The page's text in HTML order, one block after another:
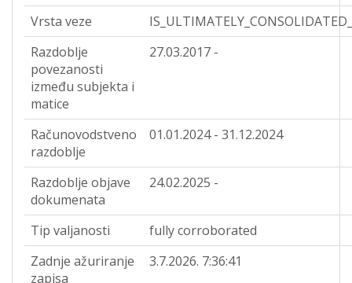
Vrsta veze
Razdoblje
povezanosti
između subjekta i
matice
27.03.2017 -
Računovodstveno
razdoblje
01.01.2024 - 31.12.2024
Razdoblje objave
dokumenata
24.02.2025 -
Tip valjanosti
fully corroborated
Zadnje ažuriranje
zapisa
3.7.2026. 7:36:41